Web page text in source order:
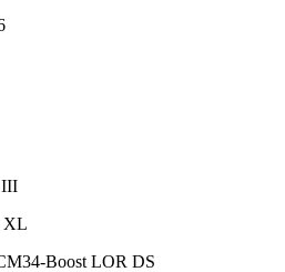
XL
Boost LOR DS